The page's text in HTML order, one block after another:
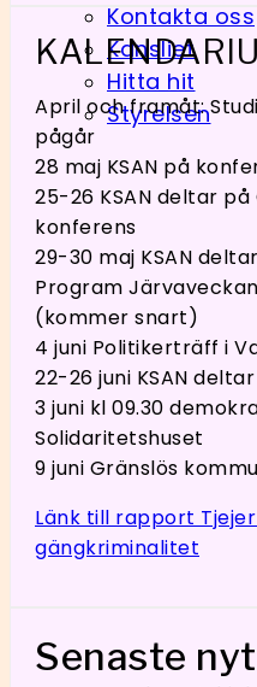
Kontakta oss
Kansliet
Hitta hit
Styrelsen
April och framåt:
pågår
28 maj KSAN på
25-26 KSAN deltar
konferens
29-30 maj KSAN
Program
(kommer snart)
4 juni Politikerträff i
22-26 juni KSAN
3 juni kl 09.30
Solidaritetshuset
9 juni Gränslös
Länk till rapport
gängkriminalitet
Senaste